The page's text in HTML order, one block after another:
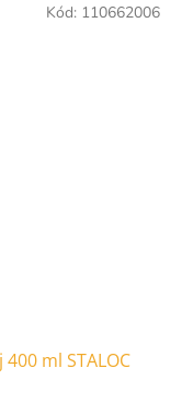
ml STALOC
Kód: 110662006